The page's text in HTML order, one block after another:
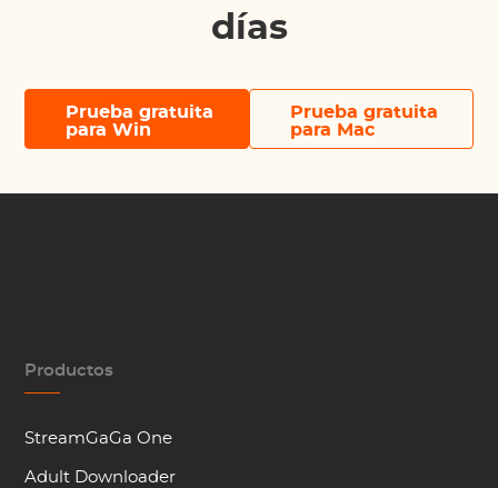
días
Prueba gratuita
para Win
Prueba gratuita
para Mac
Productos
StreamGaGa One
Adult Downloader